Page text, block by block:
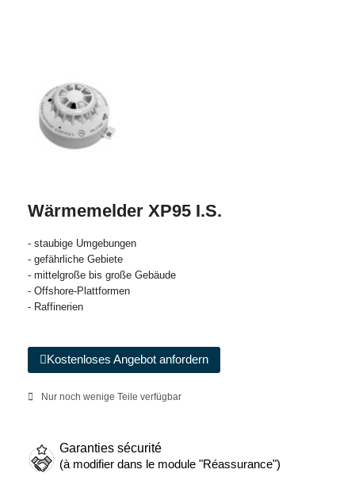
Wärmemelder XP95 I.S.
- staubige Umgebungen
- gefährliche Gebiete
- mittelgroße bis große Gebäude
- Offshore-Plattformen
- Raffinerien
Kostenloses Angebot anfordern
Nur noch wenige Teile verfügbar
Garanties sécurité
(à modifier dans le module "Réassurance")